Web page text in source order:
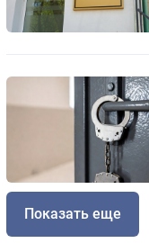
Показать еще